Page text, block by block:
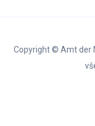
Copyright © Amt der